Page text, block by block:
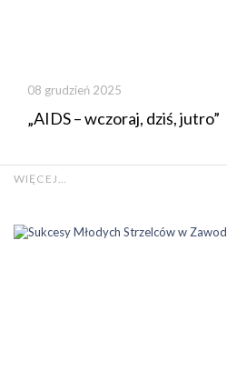
„AIDS – wczoraj, dziś, jutro”
08 grudzień 2025
WIĘCEJ…